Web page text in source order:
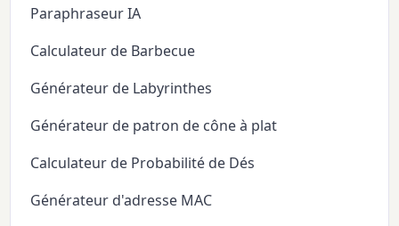
Paraphraseur IA
Calculateur de Barbecue
Générateur de Labyrinthes
Générateur de patron de cône à plat
Calculateur de Probabilité de Dés
Générateur d'adresse MAC